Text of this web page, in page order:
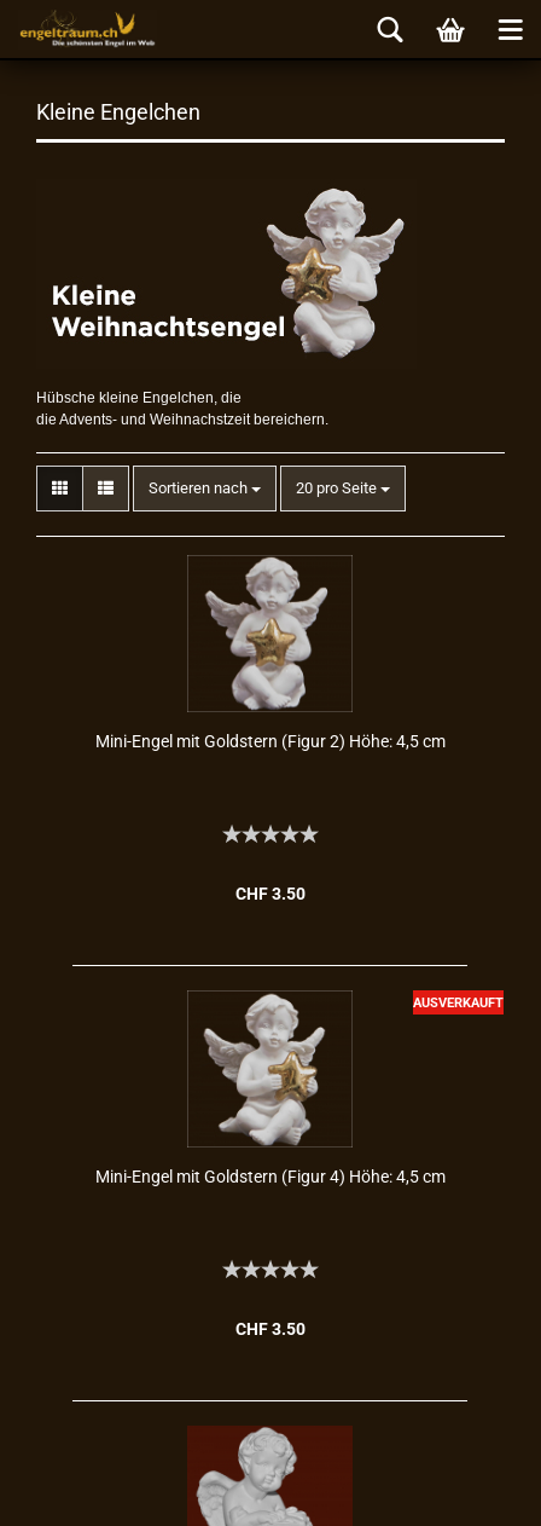
Kleine Engelchen
Hübsche kleine Engelchen, die
die Advents- und Weihnachstzeit bereichern.
Sortieren nach 20 pro Seite
Mini-​Engel mit Gold­stern (Figur 2) Höhe: 4,5 cm
CHF 3.50
AUSVERKAUFT
Mini-​Engel mit Gold­stern (Figur 4) Höhe: 4,5 cm
CHF 3.50